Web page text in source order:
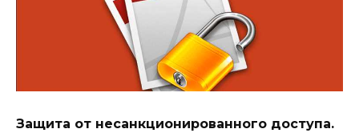
Защита от несанкционированного доступа.